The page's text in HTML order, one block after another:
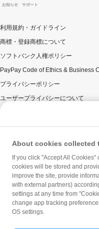
お知らせ サポート
利用規約・ガイドライン
商標・登録商標について
ソフトバンク人権ポリシー
PayPay Code of Ethics & Business
プライバシーポリシー
ユーザープライバシーについて
ウェブサイト利用規約
反社会的勢力に対する方針
勧誘方針
マネロン等基本方針
カスタマーハラスメントに関する当
About cookies collected
If you click "Accept All
cookies will be stored and
improve the site, provide
with external partners)
settings at any time from
change app tracking
OS settings.